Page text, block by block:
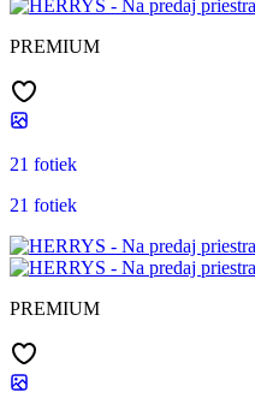
PREMIUM
21 fotiek
21 fotiek
PREMIUM